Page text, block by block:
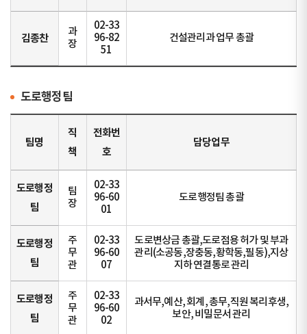
김종찬
과
장
02-33
96-82
51
건설관리과 업무 총괄
도로행정팀
팀명
직
책
전화번
호
담당업무
도로행정
팀
팀
장
02-33
96-60
01
도로행정팀 총괄
도로행정
팀
주
무
관
02-33
96-60
07
도로변상금 총괄,도로점용 허가 및 부과
관리(소공동,장충동,황학동,필동),지상
지하 연결통로 관리
도로행정
팀
주
무
관
02-33
96-60
02
과서무,예산, 회계, 총무,직원 복리후생,
보안, 비밀문서 관리